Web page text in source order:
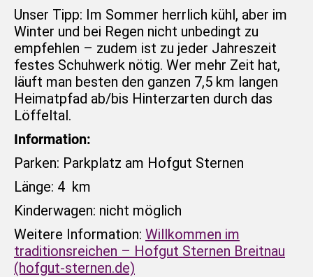
Unser Tipp: Im Sommer herrlich kühl, aber im
Winter und bei Regen nicht unbedingt zu
empfehlen – zudem ist zu jeder Jahreszeit
festes Schuhwerk nötig. Wer mehr Zeit hat,
läuft man besten den ganzen 7,5 km langen
Heimatpfad ab/bis Hinterzarten durch das
Löffeltal.
Information:
Parken: Parkplatz am Hofgut Sternen
Länge: 4 km
Kinderwagen: nicht möglich
Weitere Information: Willkommen im
traditionsreichen – Hofgut Sternen Breitnau
(hofgut-sternen.de)